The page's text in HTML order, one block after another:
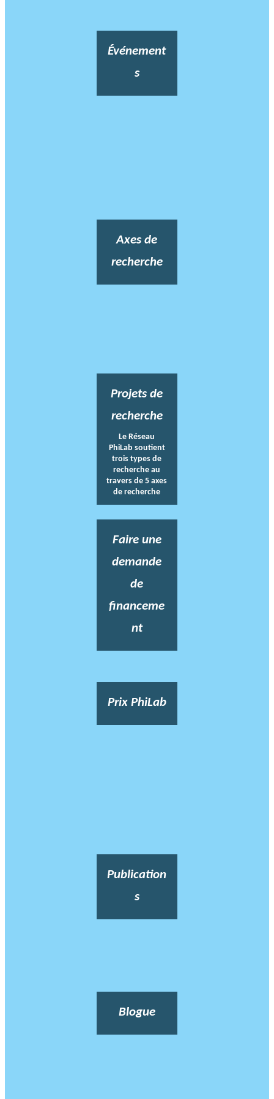
Événement
s
Axes de
recherche
Projets de
recherche
Le Réseau
PhiLab soutient
trois types de
recherche au
travers de 5 axes
de recherche
Faire une
demande
de
financeme
nt
Prix PhiLab
Publication
s
Blogue